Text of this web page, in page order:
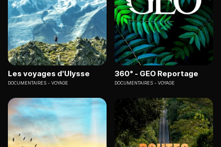
Les voyages d'Ulysse
DOCUMENTAIRES VOYAGE
360° - GEO Reportage
DOCUMENTAIRES VOYAGE